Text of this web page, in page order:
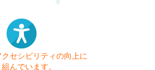
セシビリティの向上に
んでいます。